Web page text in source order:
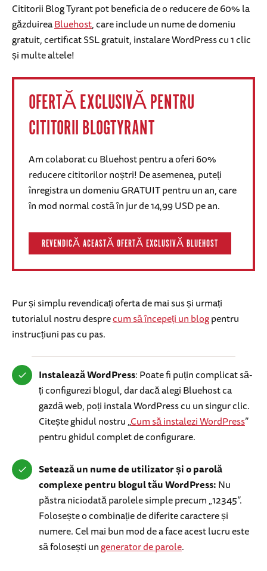
Cititorii Blog Tyrant pot beneficia de o reducere de 60% la
găzduireaBluehost, care include un nume de domeniu
gratuit, certificat SSL gratuit, instalare WordPress cu 1 clic
și multe altele!
OFERTĂ EXCLUSIVĂ PENTRU
CITITORII BLOGTYRANT
Am colaborat cu Bluehost pentru a oferi 60%
reducere cititorilor noștri! De asemenea, puteți
înregistra un domeniu GRATUIT pentru un an, care
în mod normal costă în jur de 14,99 USD pe an.
REVENDICĂ ACEASTĂ OFERTĂ EXCLUSIVĂ BLUEHOST
Pur și simplu revendicați oferta de mai sus și urmați
tutorialul nostru desprecum să începeți un blogpentru
instrucțiuni pas cu pas.
Instalează WordPress: Poate fi puțin complicat să-
ți configurezi blogul, dar dacă alegi Bluehost ca
gazdă web, poți instala WordPress cu un singur clic.
Citește ghidul nostru „Cum să instalezi WordPress”
pentru ghidul complet de configurare.
Setează un nume de utilizator și o parolă
complexe pentru blogul tău WordPress:Nu
păstra niciodată parolele simple precum „12345”.
Folosește o combinație de diferite caractere și
numere. Cel mai bun mod de a face acest lucru este
să folosești ungenerator de parole.